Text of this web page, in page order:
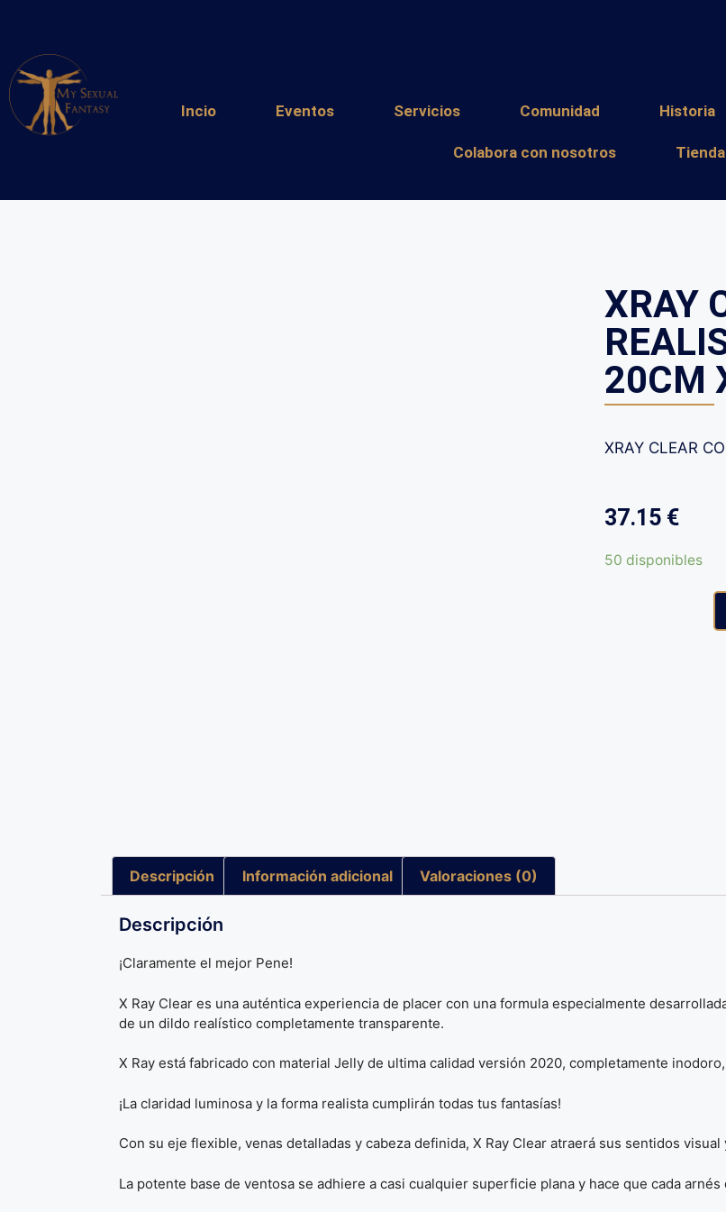
Incio Eventos Servicios Comunidad Historia
Colabora con nosotros Tienda
XRAY
20CM
XRAY CLEAR
37.15 €
50 disponibles
Descripción Información adicional Valoraciones (0)
Descripción
¡Claramente el mejor Pene!
X Ray Clear es una auténtica experiencia de placer con una formula especialmente
de un dildo realístico completamente transparente.
X Ray está fabricado con material Jelly de ultima calidad versión 2020, completamente
¡La claridad luminosa y la forma realista cumplirán todas tus fantasías!
Con su eje flexible, venas detalladas y cabeza definida, X Ray Clear atraerá sus sentidos visual
La potente base de ventosa se adhiere a casi cualquier superficie plana y hace que cada